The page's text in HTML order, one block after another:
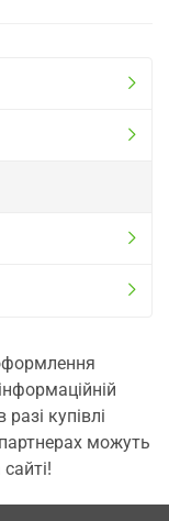
купівлі
можуть